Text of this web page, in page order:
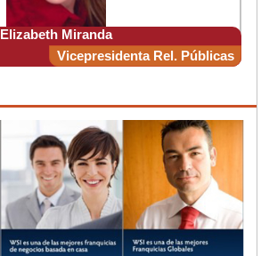
Elizabeth Miranda
Vicepresidenta Rel. Públicas